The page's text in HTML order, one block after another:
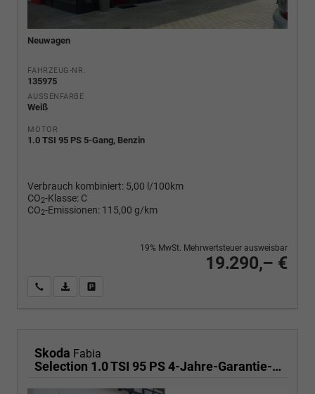
Neuwagen
FAHRZEUG-NR.
135975
AUSSENFARBE
Weiß
MOTOR
1.0 TSI 95 PS 5-Gang, Benzin
Verbrauch kombiniert: 5,00 l/100km
CO2-Klasse: C
CO2-Emissionen: 115,00 g/km
19.290,– €
19% MwSt. Mehrwertsteuer ausweisbar
Wir rufen Sie anPDF-Fahrzeugexposé drucken
Skoda Fabia
Selection 1.0 TSI 95 PS 4-Jahre-Garantie-AppleCarPlay-AndroidAuto-LED-PDC-Sitzheizung-DAB-Klima